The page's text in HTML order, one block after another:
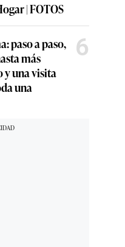
| FOTOS
paso a paso,
más
y una visita
una
6